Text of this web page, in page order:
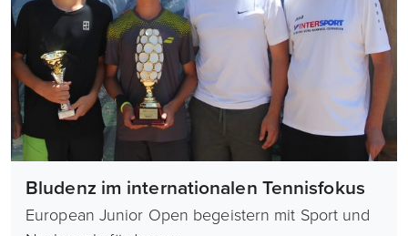
Bludenz im internationalen Tennisfokus
European Junior Open begeistern mit Sport und